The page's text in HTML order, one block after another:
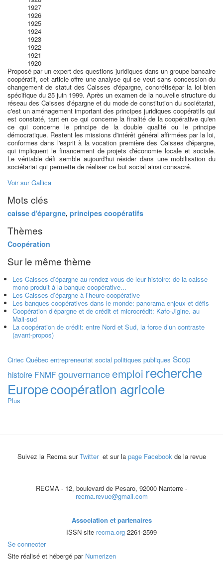
1927
1926
1925
1924
1923
1922
1921
1920
Proposé par un expert des questions juridiques dans un groupe bancaire
coopératif, cet article offre une analyse qui se veut sans concession du
changement de statut des Caisses d'épargne, concrétisépar la loi bien
spécifique du 25 juin 1999. Après un examen de la nouvelle structure du
réseau des Caisses d'épargne et du mode de constitution du sociétariat,
c'est un aménagement important des principes juridiques coopératifs qui
est constaté, tant en ce qui concerne la finalité de la coopérative qu'en
ce qui concerne le principe de la double qualité ou le principe
démocratique. Restent les missions d'intérêt général affirmées par la loi,
conformes dans l'esprit à la vocation première des Caisses d'épargne,
qui impliquent le financement de projets d'économie locale et sociale.
Le véritable défi semble aujourd'hui résider dans une mobilisation du
sociétariat qui permette de réaliser ce but social ainsi consacré.
Voir sur Gallica
Mots clés
caisse d'épargne, principes coopératifs
Thèmes
Coopération
Sur le même thème
Les Caisses d’épargne au rendez-vous de leur histoire: de la caisse
mono-produit à la banque coopérative...
Les Caisses d’épargne à l’heure coopérative
Les banques coopératives dans le monde: panorama enjeux et défis
Coopération d’épargne et de crédit et microcrédit: Kafo-Jigine. au
Mali-sud
La coopération de crédit: entre Nord et Sud, la force d’un contraste
(avant-propos)
Ciriec Québec entrepreneuriat social politiques publiques Scop
histoire FNMF gouvernanceemploi recherche
Europecoopération agricole
Plus
Suivez la Recma surTwitter et sur la page Facebookde la revue
RECMA - 12, boulevard de Pesaro, 92000 Nanterre -
recma.revue@gmail.com
Association et partenaires
ISSN site recma.org 2261-2599
Se connecter
Site réalisé et hébergé par Numerizen